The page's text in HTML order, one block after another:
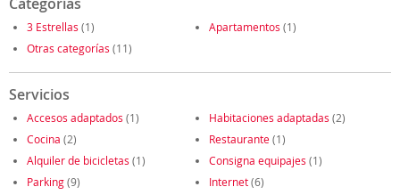
3 Estrellas (1) Apartamentos (1)
Otras categorías (11)
Servicios
Accesos adaptados (1) Habitaciones adaptadas (2)
Cocina (2) Restaurante(1)
Alquiler de bicicletas (1) Consigna equipajes (1)
Parking(9) Internet(6)